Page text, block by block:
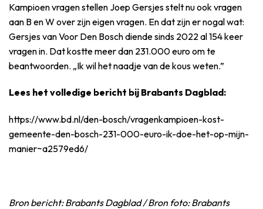
Kampioen vragen stellen Joep Gersjes stelt nu ook vragen
aan B en W over zijn eigen vragen. En dat zijn er nogal wat:
Gersjes van Voor Den Bosch diende sinds 2022 al 154 keer
vragen in. Dat kostte meer dan 231.000 euro om te
beantwoorden. „Ik wil het naadje van de kous weten.”
Lees het volledige bericht bij Brabants Dagblad:
https://www.bd.nl/den-bosch/vragenkampioen-kost-
gemeente-den-bosch-231-000-euro-ik-doe-het-op-mijn-
manier~a2579ed6/
Bron bericht: Brabants Dagblad / Bron foto: Brabants